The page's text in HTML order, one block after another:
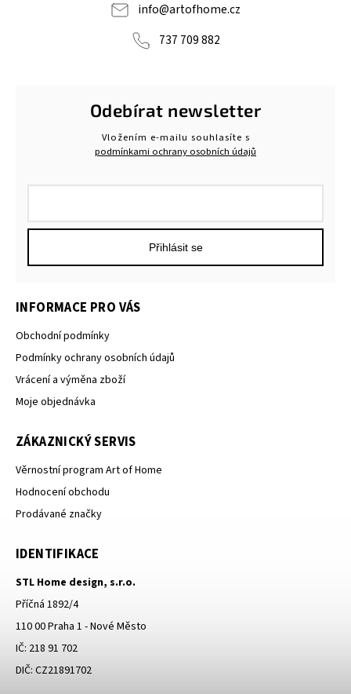
info@artofhome.cz
737 709 882
Odebírat newsletter
Vložením e-mailu souhlasíte s
podmínkami ochrany osobních údajů
Přihlásit se
INFORMACE PRO VÁS
Obchodní podmínky
Podmínky ochrany osobních údajů
Vrácení a výměna zboží
Moje objednávka
ZÁKAZNICKÝ SERVIS
Věrnostní program Art of Home
Hodnocení obchodu
Prodávané značky
IDENTIFIKACE
STL Home design, s.r.o.
Příčná 1892/4
110 00 Praha 1 - Nové Město
IČ: 218 91 702
DIČ: CZ21891702